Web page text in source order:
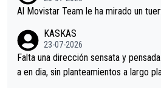
Al Movistar Team le ha mirado un
KASKAS
23-07-2026
Falta una dirección sensata y
a en dia, sin planteamientos a largo